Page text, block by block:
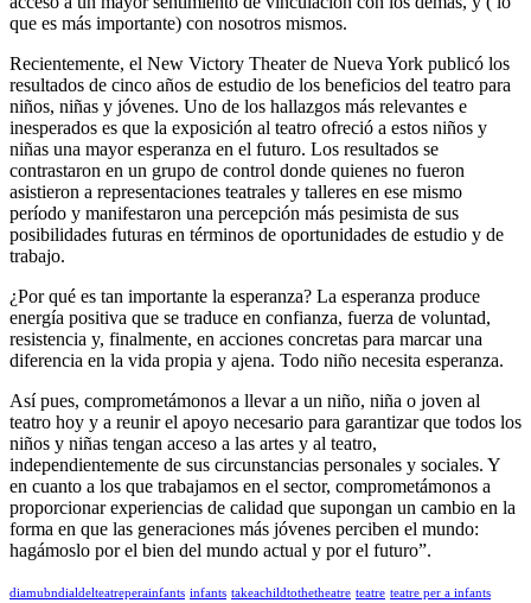
que es más importante) con nosotros mismos.
Recientemente, el New Victory Theater de Nueva York publicó los
resultados de cinco años de estudio de los beneficios del teatro para
niños, niñas y jóvenes. Uno de los hallazgos más relevantes e
inesperados es que la exposición al teatro ofreció a estos niños y
niñas una mayor esperanza en el futuro. Los resultados se
contrastaron en un grupo de control donde quienes no fueron
asistieron a representaciones teatrales y talleres en ese mismo
período y manifestaron una percepción más pesimista de sus
posibilidades futuras en términos de oportunidades de estudio y de
trabajo.
¿Por qué es tan importante la esperanza? La esperanza produce
energía positiva que se traduce en confianza, fuerza de voluntad,
resistencia y, finalmente, en acciones concretas para marcar una
diferencia en la vida propia y ajena. Todo niño necesita esperanza.
Así pues, comprometámonos a llevar a un niño, niña o joven al
teatro hoy y a reunir el apoyo necesario para garantizar que todos los
niños y niñas tengan acceso a las artes y al teatro,
independientemente de sus circunstancias personales y sociales. Y
en cuanto a los que trabajamos en el sector, comprometámonos a
proporcionar experiencias de calidad que supongan un cambio en la
forma en que las generaciones más jóvenes perciben el mundo:
hagámoslo por el bien del mundo actual y por el futuro”.
diamubndialdelteatreperainfants infants takeachildtothetheatre teatre teatre per a infants